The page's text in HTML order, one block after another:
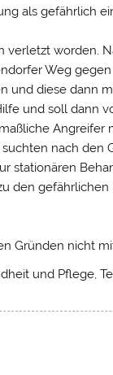
als gefährlich
worden.
Weg
und diese dann
und soll dann
Angreifer
nach den
stationären
den
Gründen nicht
und Pflege,